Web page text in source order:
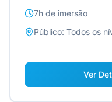
7h de imersão
Público: Todos os
Ver